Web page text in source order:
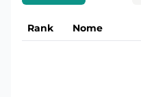
Rank Nome